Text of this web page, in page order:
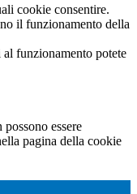
cookie consentire.
il funzionamento della
al funzionamento potete
essere
pagina della cookie